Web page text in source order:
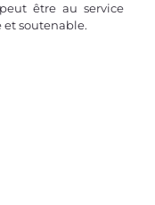
être au service
et soutenable.